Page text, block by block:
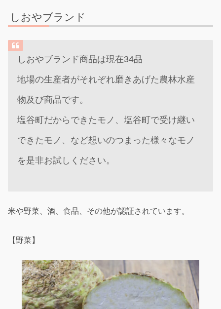
しおやブランド
しおやブランド商品は現在34品
地場の生産者がそれぞれ磨きあげた農林水産
物及び商品です。
塩谷町だからできたモノ、塩谷町で受け継い
できたモノ、など想いのつまった様々なモノ
を是非お試しください。
米や野菜、酒、食品、その他が認証されています。
【野菜】